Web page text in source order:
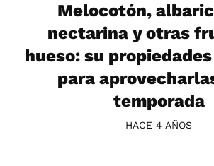
Melocotón,
nectarina y otras
hueso: su
para
temporada
HACE 4 AÑOS